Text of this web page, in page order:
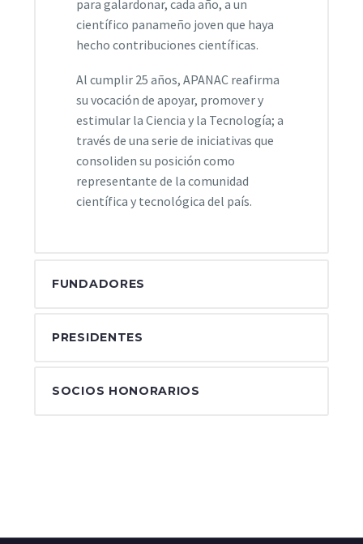
para galardonar, cada año, a un
científico panameño joven que haya
hecho contribuciones científicas.
Al cumplir 25 años, APANAC reafirma
su vocación de apoyar, promover y
estimular la Ciencia y la Tecnología; a
través de una serie de iniciativas que
consoliden su posición como
representante de la comunidad
científica y tecnológica del país.
FUNDADORES
PRESIDENTES
SOCIOS HONORARIOS